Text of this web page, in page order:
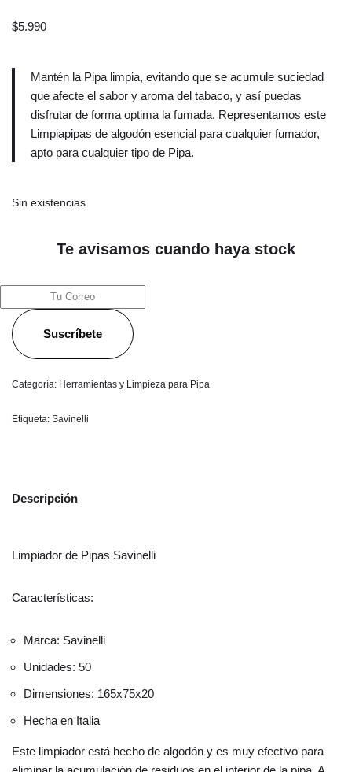
$5.990
Mantén la Pipa limpia, evitando que se acumule suciedad
que afecte el sabor y aroma del tabaco, y así puedas
disfrutar de forma optima la fumada. Representamos este
Limpiapipas de algodón esencial para cualquier fumador,
apto para cualquier tipo de Pipa.
Sin existencias
Te avisamos cuando haya stock
Suscríbete
Categoría: Herramientas y Limpieza para Pipa
Etiqueta: Savinelli
Descripción
Limpiador de Pipas Savinelli
Características:
Marca: Savinelli
Unidades: 50
Dimensiones: 165x75x20
Hecha en Italia
Este limpiador está hecho de algodón y es muy efectivo para